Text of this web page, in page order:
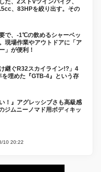
、83HPを絞り出す。その
で、-1℃の飲めるシャーベッ
現場作業やアウトドアに「ア
」が便利！
継ぐR32スカイライン!?」4
を埋めた『GTB-4』という存
！』アグレッシブさも高級感
ジムニーノマド用ボディキッ
10 20:22